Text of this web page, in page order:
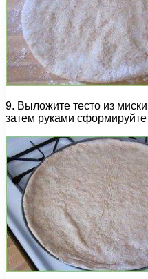
9. Выложите тесто из
затем руками